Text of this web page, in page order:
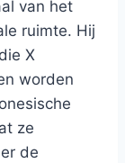
van het
ruimte. Hij
X
worden
ze
de